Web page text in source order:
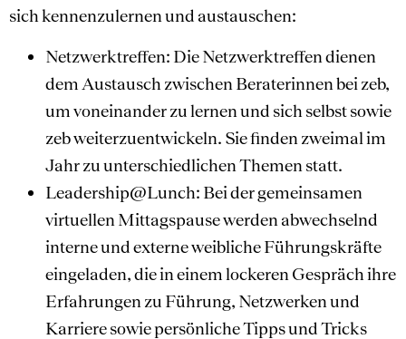
sich kennenzulernen und austauschen:
Netzwerktreffen: Die Netzwerktreffen dienen
dem Austausch zwischen Beraterinnen bei zeb,
um voneinander zu lernen und sich selbst sowie
zeb weiterzuentwickeln. Sie finden zweimal im
Jahr zu unterschiedlichen Themen statt.
Leadership@Lunch: Bei der gemeinsamen
virtuellen Mittagspause werden abwechselnd
interne und externe weibliche Führungskräfte
eingeladen, die in einem lockeren Gespräch ihre
Erfahrungen zu Führung, Netzwerken und
Karriere sowie persönliche Tipps und Tricks